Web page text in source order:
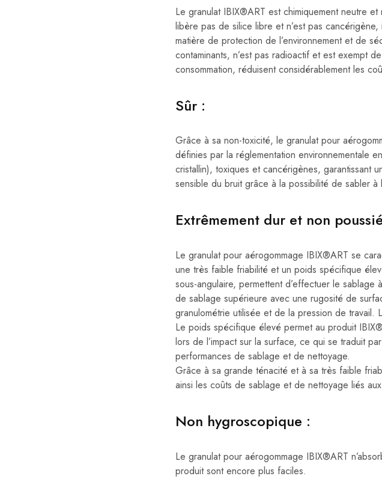
Le granulat IBIX®ART est chimiquement neutre
libère pas de silice libre et n’est pas
matière de protection de l’environnement et de
contaminants, n’est pas radioactif et est exempt
consommation, réduisent considérablement les
Sûr :
Grâce à sa non-toxicité, le granulat pour
définies par la réglementation environnementale
cristallin), toxiques et cancérigènes, garantissant
sensible du bruit grâce à la possibilité de sabler à
Extrêmement dur et non
Le granulat pour aérogommage IBIX®ART se
une très faible friabilité et un poids spécifique
sous-angulaire, permettent d’effectuer le
de sablage supérieure avec une rugosité de
granulométrie utilisée et de la pression de travail.
Le poids spécifique élevé permet au produit
lors de l’impact sur la surface, ce qui se traduit
performances de sablage et de nettoyage.
Grâce à sa grande ténacité et à sa très faible
ainsi les coûts de sablage et de nettoyage liés
Non hygroscopique :
Le granulat pour aérogommage IBIX®ART
produit sont encore plus faciles.